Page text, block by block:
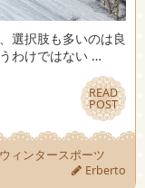
選択肢も多いのは良
わけではない …
READ
POST
READ
POST
ウィンタースポーツ
Erberto